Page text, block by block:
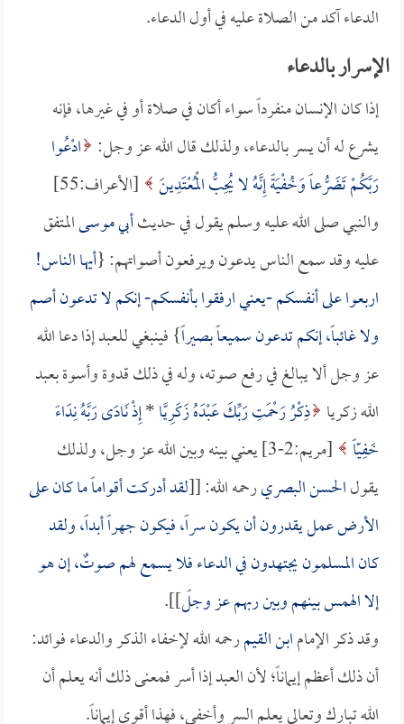
الدعاء آكد من الصلاة عليه في أول الدعاء.
الإسرار بالدعاء
إذا كان الإنسان منفرداً سواء أكان في صلاة أو في غيرها، فإنه
يشرع له أن يسر بالدعاء، ولذلك قال الله عز وجل: ادْعُوا
رَبَّكُمْ تَضَرُّعاً وَخُفْيَةً إِنَّهُ لا يُحِبُّ الْمُعْتَدِينَ
[الأعراف:55]
والنبي صلى الله عليه وسلم يقول في حديثأبي موسىالمتفق
عليه وقد سمع الناس يدعون ويرفعون أصواتهم: {أيها الناس!
اربعوا على أنفسكم -يعني ارفقوا بأنفسكم- إنكم لا تدعون أصم
ولا غائباً، إنكم تدعون سميعاً بصيراً} فينبغي للعبد إذا دعا الله
عز وجل ألا يبالغ في رفع صوته، وله في ذلك قدوة وأسوة بعبد
الله زكريا ذِكْرُ رَحْمَتِ رَبِّكَ عَبْدَهُ زَكَرِيَّا*إِذْ نَادَى رَبَّهُ نِدَاءً
خَفِيّاً
[مريم:2-3] يعني بينه وبين الله عز وجل، ولذلك
يقولالحسن البصريرحمه الله: [[لقد أدركت أقواماً ما كان على
الأرض عمل يقدرون أن يكون سراً، فيكون جهراً أبداً، ولقد
كان المسلمون يجتهدون في الدعاء فلا يسمع لهم صوتٌ، إن هو
إلا الهمس بينهم وبين ربهم عز وجلً]].
وقد ذكر الإمامابن القيمرحمه الله لإخفاء الذكر والدعاء فوائد:
أن ذلك أعظم إيماناً؛ لأن العبد إذا أسر فمعنى ذلك أنه يعلم أن
الله تبارك وتعالى يعلم السر وأخفى، فهذا أقوى إيماناً.